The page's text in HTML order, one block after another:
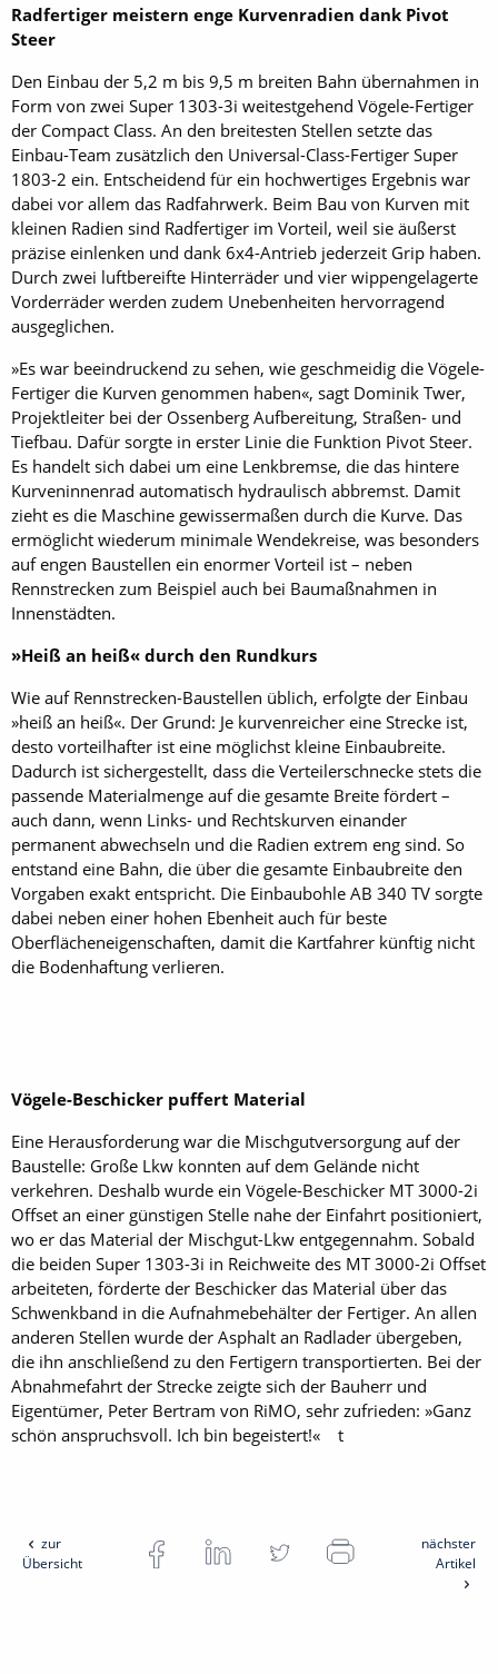
Radfertiger meistern enge Kurvenradien dank Pivot
Steer
Den Einbau der 5,2 m bis 9,5 m breiten Bahn übernahmen in
Form von zwei Super 1303-3i weitestgehend Vögele-Fertiger
der Compact Class. An den breitesten Stellen setzte das
Einbau-Team zusätzlich den Universal-Class-Fertiger Super
1803-2 ein. Entscheidend für ein hochwertiges Ergebnis war
dabei vor allem das Radfahrwerk. Beim Bau von Kurven mit
kleinen Radien sind Radfertiger im Vorteil, weil sie äußerst
präzise einlenken und dank 6x4-Antrieb jederzeit Grip haben.
Durch zwei luftbereifte Hinterräder und vier wippengelagerte
Vorderräder werden zudem Unebenheiten hervorragend
ausgeglichen.
»Es war beeindruckend zu sehen, wie geschmeidig die Vögele-
Fertiger die Kurven genommen haben«, sagt Dominik Twer,
Projektleiter bei der Ossenberg Aufbereitung, Straßen- und
Tiefbau. Dafür sorgte in erster Linie die Funktion Pivot Steer.
Es handelt sich dabei um eine Lenkbremse, die das hintere
Kurveninnen­rad automatisch hydraulisch abbremst. Damit
zieht es die Maschine gewissermaßen durch die Kurve. Das
ermöglicht wiederum minimale Wendekreise, was besonders
auf engen Baustellen ein enormer Vorteil ist – neben
Rennstrecken zum Beispiel auch bei Baumaßnahmen in
Innenstädten.
»Heiß an heiß« durch den Rundkurs
Wie auf Rennstrecken-Baustellen üblich, erfolgte der Einbau
»heiß an heiß«. Der Grund: Je kurvenreicher eine Strecke ist,
desto vorteilhafter ist eine möglichst kleine Einbaubreite.
Dadurch ist sichergestellt, dass die Verteilerschnecke stets die
passende Materialmenge auf die gesamte Breite fördert –
auch dann, wenn Links- und Rechtskurven einander
permanent abwechseln und die Radien extrem eng sind. So
entstand eine Bahn, die über die gesamte Einbaubreite den
Vorgaben exakt entspricht. Die Einbaubohle AB 340 TV sorgte
dabei neben einer hohen Ebenheit auch für beste
Oberflächeneigenschaften, damit die Kartfahrer künftig nicht
die Bodenhaftung verlieren.
Vögele-Beschicker puffert Material
Eine Herausforderung war die Mischgutversorgung auf der
Baustelle: Große Lkw konnten auf dem Gelände nicht
verkehren. Deshalb wurde ein Vögele-Beschicker MT 3000-2i
Offset an einer günstigen Stelle nahe der Einfahrt positioniert,
wo er das Material der Mischgut-Lkw entgegennahm. Sobald
die beiden Super 1303-3i in Reichweite des MT 3000-2i Offset
arbeiteten, förderte der Beschicker das Material über das
Schwenkband in die Aufnahmebehälter der Fertiger. An allen
anderen Stellen wurde der Asphalt an Radlader übergeben,
die ihn anschließend zu den Fertigern transportierten. Bei der
Abnahmefahrt der Strecke zeigte sich der Bauherr und
Eigentümer, Peter Bertram von RiMO, sehr zufrieden: »Ganz
schön anspruchsvoll. Ich bin begeistert!« t
zur
Übersicht
nächster
Artikel